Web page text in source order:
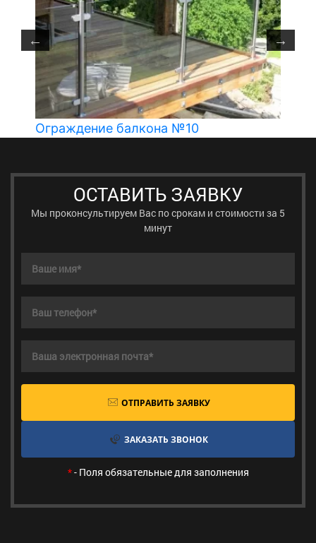
Ограждение балкона №10
ОСТАВИТЬ ЗАЯВКУ
Мы проконсультируем Вас по срокам и стоимости за 5
минут
ОТПРАВИТЬ ЗАЯВКУ
ЗАКАЗАТЬ ЗВОНОК
*- Поля обязательные для заполнения